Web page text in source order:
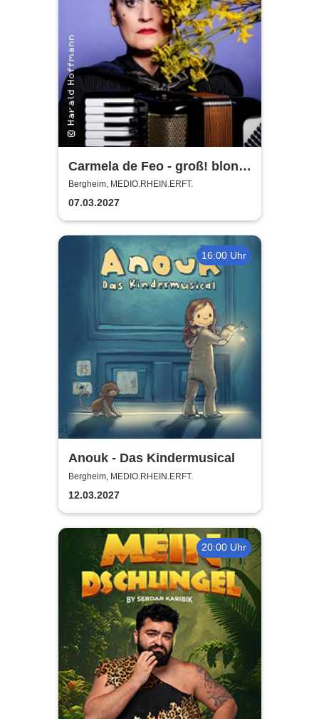
Carmela de Feo - groß! blond!
erfolgreich!
Bergheim, MEDIO.RHEIN.ERFT.
07.03.2027
16:00 Uhr
Anouk - Das Kindermusical
Bergheim, MEDIO.RHEIN.ERFT.
12.03.2027
20:00 Uhr